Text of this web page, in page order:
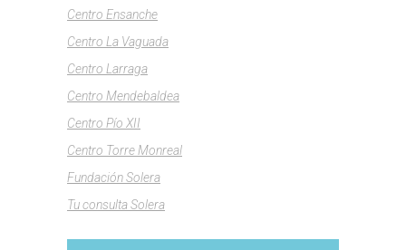
Centro Ensanche
Centro La Vaguada
Centro Larraga
Centro Mendebaldea
Centro Pío XII
Centro Torre Monreal
Fundación Solera
Tu consulta Solera